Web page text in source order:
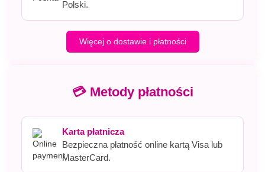
Polski.
Więcej o dostawie i płatności
💳 Metody płatności
Karta płatnicza
Bezpieczna płatność online kartą Visa lub
MasterCard.